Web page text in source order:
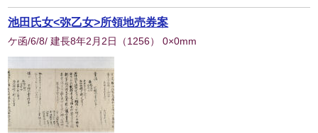
池田氏女<弥乙女>所領地売券案
ケ函/6/8/ 建長8年2月2日 （1256） 0×0mm